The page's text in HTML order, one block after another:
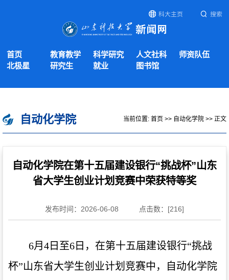
科大主页 搜索
首页 教育教学 科学研究 人文社科
师资队伍
北极星
研究生 就业 图书馆
自动化学院 当前位置: 首页 >> 自动化学院 >> 正文
自动化学院在第十五届建设银行“挑战杯”山东
省大学生创业计划竞赛中荣获特等奖
发布时间：2026-06-08 点击数：[216]
6月4日至6日，在第十五届建设银行“挑战
杯”山东省大学生创业计划竞赛中，自动化学院